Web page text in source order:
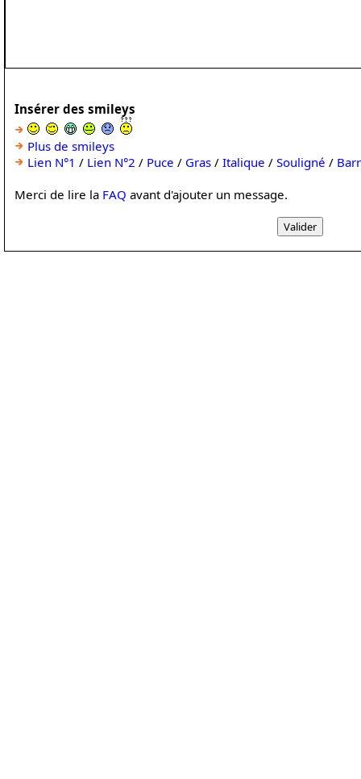
Insérer des smileys
Plus de smileys
Lien N°1 / Lien N°2 / Puce / Gras / Italique / Souligné /
Merci de lire la FAQ avant d'ajouter un message.